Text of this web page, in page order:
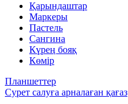
Қарындаштар
Маркеры
Пастель
Сангина
Күрең бояқ
Көмір
Планшеттер
Сурет салуға арналаған қағаз